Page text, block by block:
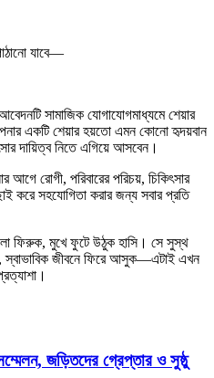
যাবে—
সামাজিক যোগাযোগমাধ্যমে শেয়ার
একটি শেয়ার হয়তো এমন কোনো হৃদয়বান
দায়িত্ব নিতে এগিয়ে আসবেন।
আগে রোগী, পরিবারের পরিচয়, চিকিৎসার
করে সহযোগিতা করার জন্য সবার প্রতি
ফিরুক, মুখে ফুটে উঠুক হাসি। সে সুস্থ
স্বাভাবিক জীবনে ফিরে আসুক—এটাই এখন
জড়িতদের গ্রেপ্তার ও সুষ্ঠু